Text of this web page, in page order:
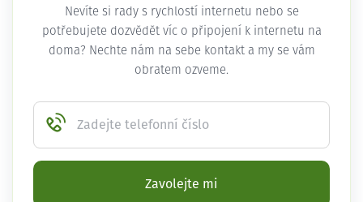
Nevíte si rady s rychlostí internetu nebo se
potřebujete dozvědět víc o připojení k internetu na
doma? Nechte nám na sebe kontakt a my se vám
obratem ozveme.
Zadejte telefonní číslo
Zavolejte mi